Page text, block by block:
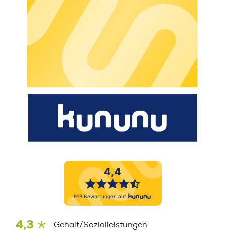
4,3 Gehalt/Sozialleistungen